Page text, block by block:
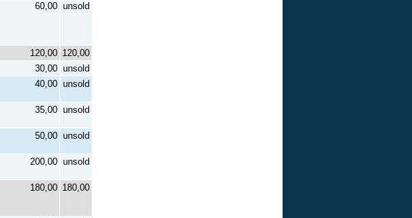
60,00 unsold
120,00 120,00
30,00 unsold
40,00 unsold
35,00 unsold
50,00 unsold
200,00 unsold
180,00 180,00